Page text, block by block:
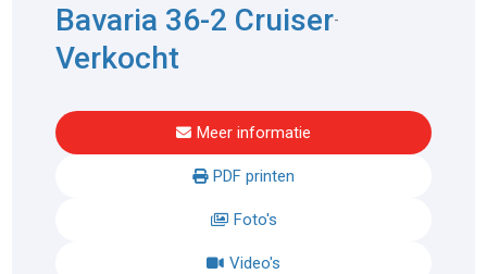
Bavaria 36-2 Cruiser-
Verkocht
Meer informatie
PDF printen
Foto's
Video's